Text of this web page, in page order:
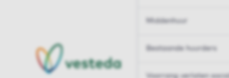
Middenhuur
Bestaande huurders
Voorrang verlaten